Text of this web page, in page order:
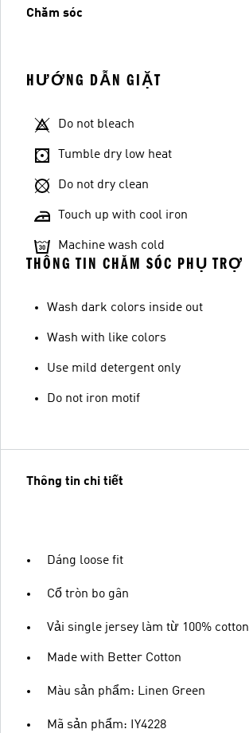
Chăm sóc
HƯỚNG DẪN GIẶT
Do not bleach
Tumble dry low heat
Do not dry clean
Touch up with cool iron
Machine wash cold
THÔNG TIN CHĂM SÓC PHỤ TRỢ
Wash dark colors inside out
Wash with like colors
Use mild detergent only
Do not iron motif
Thông tin chi tiết
Dáng loose fit
Cổ tròn bo gân
Vải single jersey làm từ 100% cotton
Made with Better Cotton
Màu sản phẩm: Linen Green
Mã sản phẩm: IY4228